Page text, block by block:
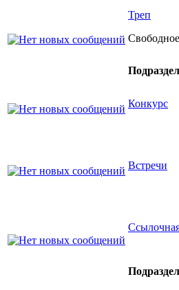
Треп
Конкурс
Встречи